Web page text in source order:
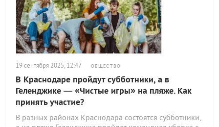
19 сентября 2025, 12:47 ОБЩЕСТВО
В Краснодаре пройдут субботники, а в
Геленджике — «Чистые игры» на пляже. Как
принять участие?
В разных районах Краснодара состоятся субботники,